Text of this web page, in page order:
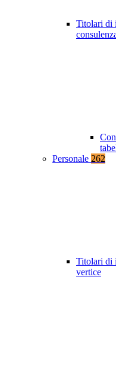
Titolari di
Personale 262
Titolari di
vertice